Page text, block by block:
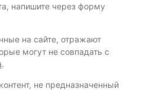
напишите через форму
на сайте, отражают
могут не совпадать с
.
не предназначенный